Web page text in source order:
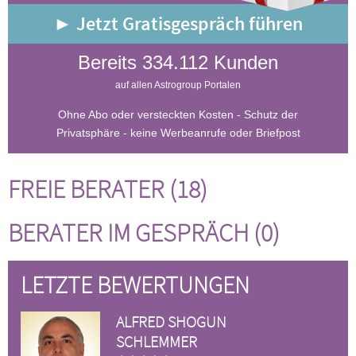
► Jetzt Gratisgespräch führen
Bereits 334.112 Kunden
auf allen Astrogroup Portalen
Ohne Abo oder versteckten Kosten - Schutz der
Privatsphäre - keine Werbeanrufe oder Briefpost
FREIE BERATER (18)
BERATER IM GESPRÄCH (0)
LETZTE BEWERTUNGEN
ALFRED SHOGUN
SCHLEMMER